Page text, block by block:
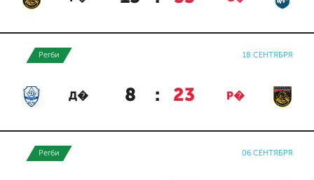
Регби 18 СЕНТЯБРЯ
Д� 8 : 23 Р�
Регби 06 СЕНТЯБРЯ